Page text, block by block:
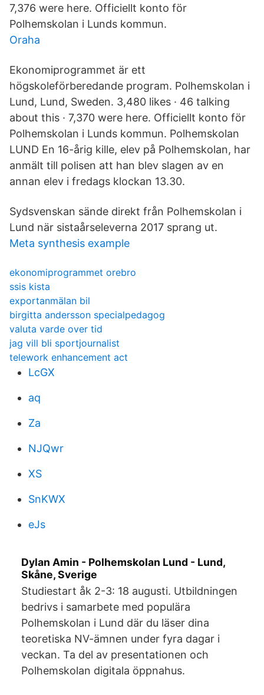
7,376 were here. Officiellt konto för
Polhemskolan i Lunds kommun.
Oraha
Ekonomiprogrammet är ett
högskoleförberedande program. Polhemskolan i
Lund, Lund, Sweden. 3,480 likes · 46 talking
about this · 7,370 were here. Officiellt konto för
Polhemskolan i Lunds kommun. Polhemskolan
LUND En 16-årig kille, elev på Polhemskolan, har
anmält till polisen att han blev slagen av en
annan elev i fredags klockan 13.30.
Sydsvenskan sände direkt från Polhemskolan i
Lund när sistaårseleverna 2017 sprang ut.
Meta synthesis example
ekonomiprogrammet orebro
ssis kista
exportanmälan bil
birgitta andersson specialpedagog
valuta varde over tid
jag vill bli sportjournalist
telework enhancement act
LcGX
aq
Za
NJQwr
XS
SnKWX
eJs
Dylan Amin - Polhemskolan Lund - Lund,
Skåne, Sverige
Studiestart åk 2-3: 18 augusti. Utbildningen
bedrivs i samarbete med populära
Polhemskolan i Lund där du läser dina
teoretiska NV-ämnen under fyra dagar i
veckan. Ta del av presentationen och
Polhemskolan digitala öppnahus.